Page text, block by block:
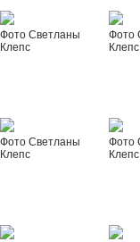
Фото Светланы
Клепс
Фото
Клепс
Фото Светланы
Клепс
Фото
Клепс